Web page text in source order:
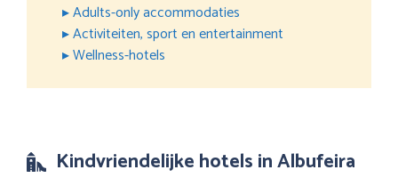
▸ Adults-only accommodaties
▸ Activiteiten, sport en entertainment
▸ Wellness-hotels
Kindvriendelijke hotels in Albufeira